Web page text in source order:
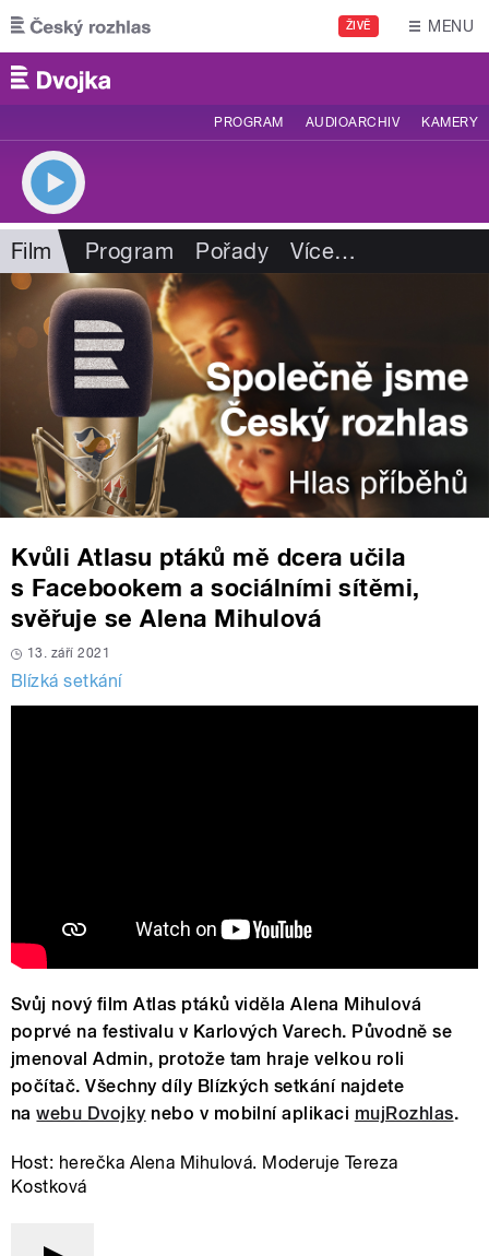
Přejít k hlavnímu obsahu
ŽIVĚ MENU
PROGRAM AUDIOARCHIV KAMERY
Film Program Pořady Více…
Kvůli Atlasu ptáků mě dcera učila
s Facebookem a sociálními sítěmi,
svěřuje se Alena Mihulová
13. září 2021
Blízká setkání
Svůj nový film Atlas ptáků viděla Alena Mihulová
poprvé na festivalu v Karlových Varech. Původně se
jmenoval Admin, protože tam hraje velkou roli
počítač. Všechny díly Blízkých setkání najdete
nawebu Dvojky nebo v mobilní aplikaci mujRozhlas.
Host: herečka Alena Mihulová. Moderuje Tereza
Kostková